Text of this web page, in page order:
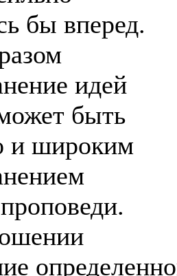
бы вперед.
идей
быть
и широким